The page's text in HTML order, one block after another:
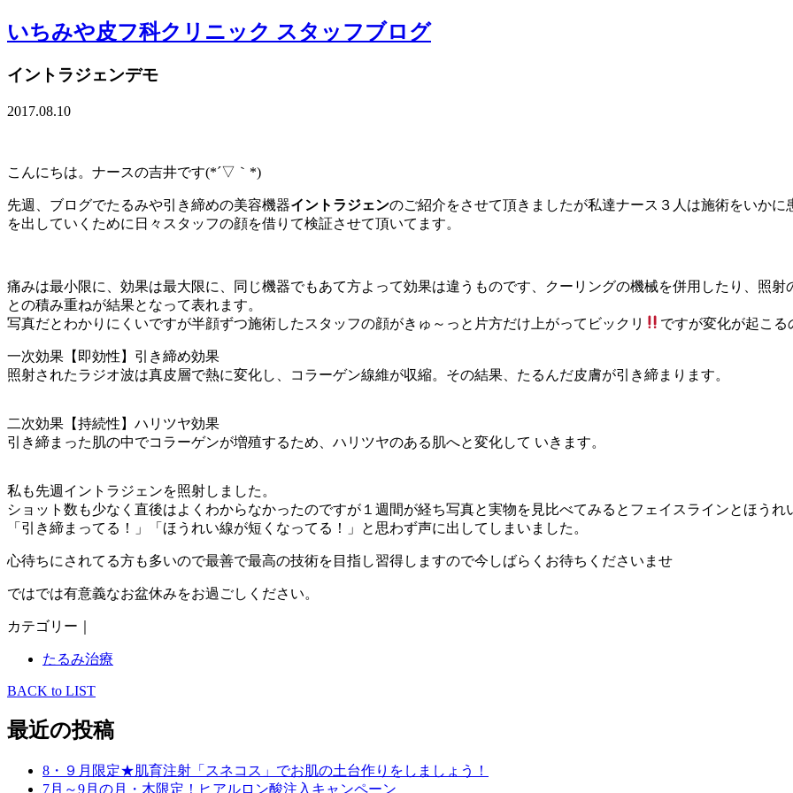
いちみや皮フ科クリニック スタッフブログ
イントラジェンデモ
2017.08.10
こんにちは。ナースの吉井です(*´▽｀*)
先週、ブログでたるみや引き締めの美容機器イントラジェンのご紹介をさせて頂きましたが私達ナース３人は施術をいか
を出していくために日々スタッフの顔を借りて検証させて頂いてます。
痛みは最小限に、効果は最大限に、同じ機器でもあて方よって効果は違うものです、クーリングの機械を併用したり、照
との積み重ねが結果となって表れます。
写真だとわかりにくいですが半顔ずつ施術したスタッフの顔がきゅ～っと片方だけ上がってビックリ
ですが変化が起こる
一次効果【即効性】引き締め効果
照射されたラジオ波は真皮層で熱に変化し、コラーゲン線維が収縮。その結果、たるんだ皮膚が引き締まります。
二次効果【持続性】ハリツヤ効果
引き締まった肌の中でコラーゲンが増殖するため、ハリツヤのある肌へと変化して いきます。
私も先週イントラジェンを照射しました。
ショット数も少なく直後はよくわからなかったのですが１週間が経ち写真と実物を見比べてみるとフェイスラインとほうれ
「引き締まってる！」「ほうれい線が短くなってる！」と思わず声に出してしまいました。
心待ちにされてる方も多いので最善で最高の技術を目指し習得しますので今しばらくお待ちくださいませ
ではでは有意義なお盆休みをお過ごしください。
カテゴリー｜
たるみ治療
BACK to LIST
最近の投稿
8・９月限定★肌育注射「スネコス」でお肌の土台作りをしましょう！
7月～9月の月・木限定！ヒアルロン酸注入キャンペーン